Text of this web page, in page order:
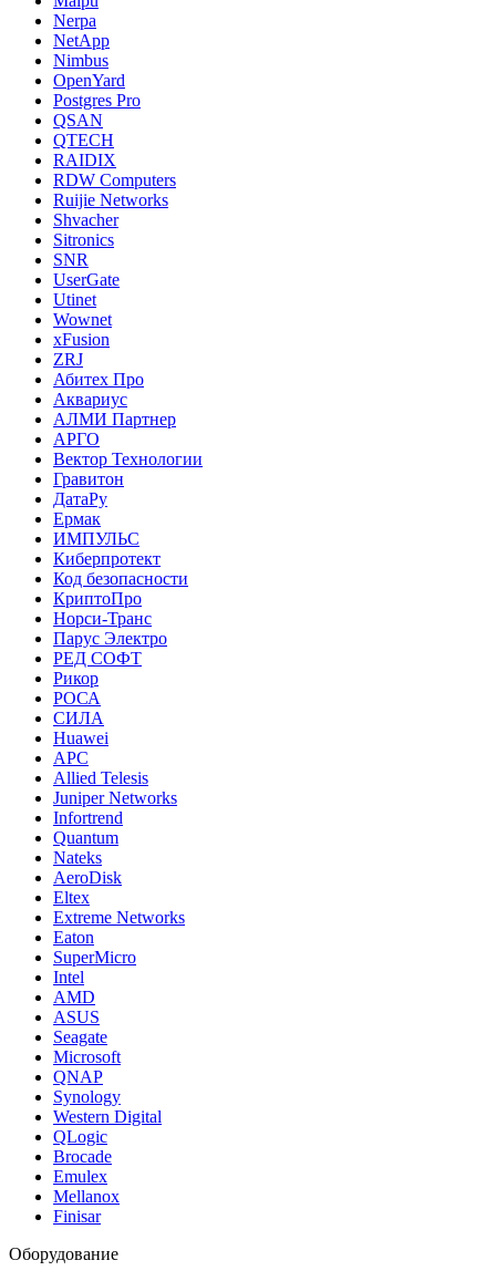
Nerpa
NetApp
Nimbus
OpenYard
Postgres Pro
QSAN
QTECH
RAIDIX
RDW Computers
Ruijie Networks
Shvacher
Sitronics
SNR
UserGate
Utinet
Wownet
xFusion
ZRJ
Абитех Про
Аквариус
АЛМИ Партнер
АРГО
Вектор Технологии
Гравитон
ДатаРу
Ермак
ИМПУЛЬС
Киберпротект
Код безопасности
КриптоПро
Норси-Транс
Парус Электро
РЕД СОФТ
Рикор
РОСА
СИЛА
Huawei
APC
Allied Telesis
Juniper Networks
Infortrend
Quantum
Nateks
AeroDisk
Eltex
Extreme Networks
Eaton
SuperMicro
Intel
AMD
ASUS
Seagate
Microsoft
QNAP
Synology
Western Digital
QLogic
Brocade
Emulex
Mellanox
Finisar
Оборудование